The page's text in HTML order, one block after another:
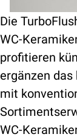
Die
WC-
profitieren
ergänzen
mit
WC-